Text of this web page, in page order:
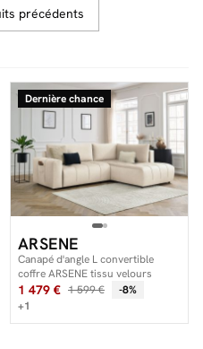
précédents
Dernière chance
ARSENE
Canapé d'angle L convertible
coffre ARSENE tissu velours
1 479 € 1 599 €
-8%
+1